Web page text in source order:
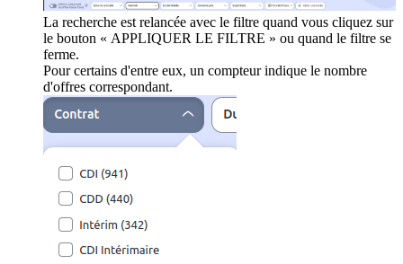
La recherche est relancée avec le filtre quand vous cliquez sur
le bouton « APPLIQUER LE FILTRE » ou quand le filtre se
ferme.
Pour certains d'entre eux, un compteur indique le nombre
d'offres correspondant.